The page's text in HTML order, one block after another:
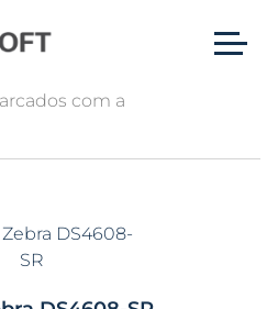
com a